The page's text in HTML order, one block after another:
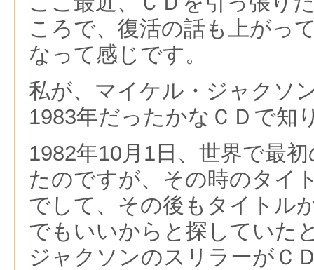
ころで、復活の話も上がっ
なって感じです。
私が、マイケル・ジャクソ
1983年だったかなＣＤで知
1982年10月1日、世界で最
たのですが、その時のタイ
でして、その後もタイトル
でもいいからと探していた
ジャクソンのスリラーがＣ